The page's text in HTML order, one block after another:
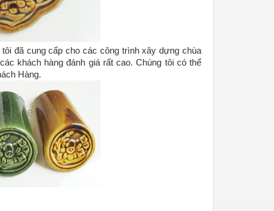
đã cung cấp cho các công trình xây dựng chùa
khách hàng đánh giá rất cao. Chúng tôi có thể
Hàng.